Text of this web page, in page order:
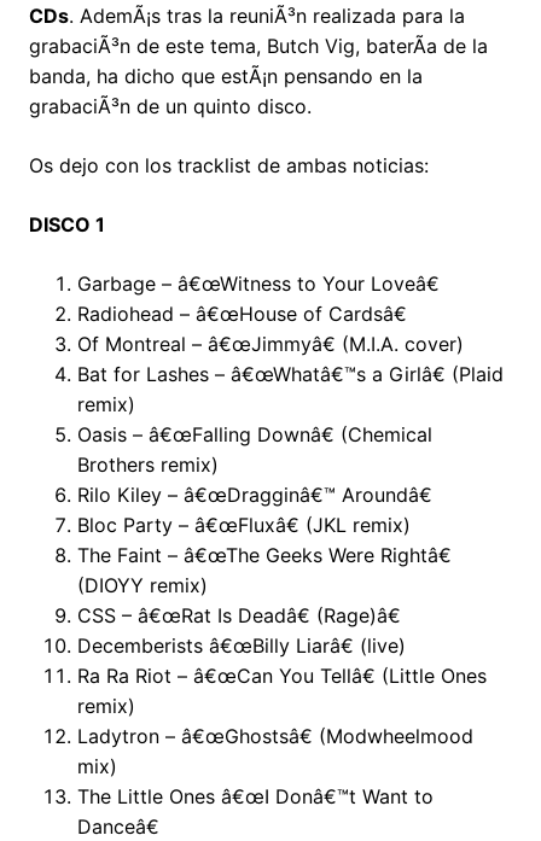
CDs. AdemÃ¡s tras la reuniÃ³n realizada para la
grabaciÃ³n de este tema, Butch Vig, baterÃ­a de la
banda, ha dicho que estÃ¡n pensando en la
grabaciÃ³n de un quinto disco.
Os dejo con los tracklist de ambas noticias:
DISCO 1
Garbage – â€œWitness to Your Loveâ€
Radiohead – â€œHouse of Cardsâ€
Of Montreal – â€œJimmyâ€ (M.I.A. cover)
Bat for Lashes – â€œWhatâ€™s a Girlâ€ (Plaid
remix)
Oasis – â€œFalling Downâ€ (Chemical
Brothers remix)
Rilo Kiley – â€œDragginâ€™ Aroundâ€
Bloc Party – â€œFluxâ€ (JKL remix)
The Faint – â€œThe Geeks Were Rightâ€
(DIOYY remix)
CSS – â€œRat Is Deadâ€ (Rage)â€
Decemberists â€œBilly Liarâ€ (live)
Ra Ra Riot – â€œCan You Tellâ€ (Little Ones
remix)
Ladytron – â€œGhostsâ€ (Modwheelmood
mix)
The Little Ones â€œI Donâ€™t Want to
Danceâ€